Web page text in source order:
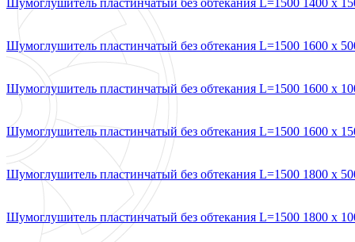
Шумоглушитель пластинчатый без обтекания L=1500 1600 х
Шумоглушитель пластинчатый без обтекания L=1500 1600 х
Шумоглушитель пластинчатый без обтекания L=1500 1600 х
Шумоглушитель пластинчатый без обтекания L=1500 1800 х
Шумоглушитель пластинчатый без обтекания L=1500 1800 х